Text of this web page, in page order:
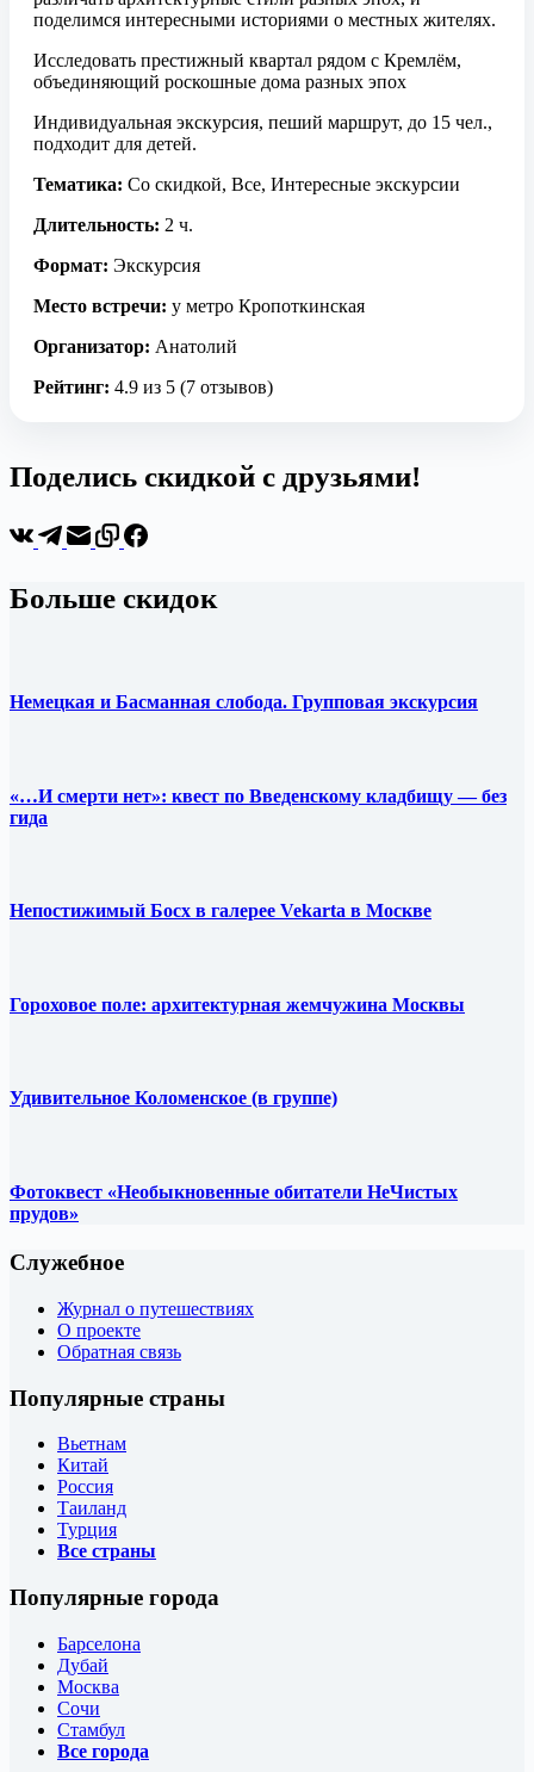
поделимся интересными историями о местных жителях.
Исследовать престижный квартал рядом с Кремлём,
объединяющий роскошные дома разных эпох
Индивидуальная экскурсия, пеший маршрут, до 15 чел.,
подходит для детей.
Тематика: Со скидкой, Все, Интересные экскурсии
Длительность: 2 ч.
Формат: Экскурсия
Место встречи: у метро Кропоткинская
Организатор: Анатолий
Рейтинг: 4.9 из 5 (7 отзывов)
Поделись скидкой с друзьями!
Больше скидок
Немецкая и Басманная слобода. Групповая экскурсия
«…И смерти нет»: квест по Введенскому кладбищу — без
гида
Непостижимый Босх в галерее Vekarta в Москве
Гороховое поле: архитектурная жемчужина Москвы
Удивительное Коломенское (в группе)
Фотоквест «Необыкновенные обитатели НеЧистых
прудов»
Служебное
Журнал о путешествиях
О проекте
Обратная связь
Популярные страны
Вьетнам
Китай
Россия
Таиланд
Турция
Все страны
Популярные города
Барселона
Дубай
Москва
Сочи
Стамбул
Все города